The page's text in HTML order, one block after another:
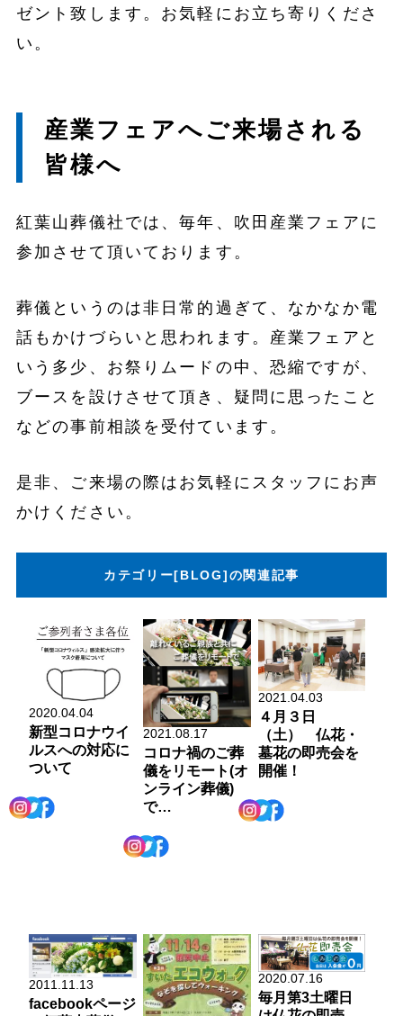
ゼント致します。お気軽にお立ち寄りくださ
い。
産業フェアへご来場される
皆様へ
紅葉山葬儀社では、毎年、吹田産業フェアに
参加させて頂いております。
葬儀というのは非日常的過ぎて、なかなか電
話もかけづらいと思われます。産業フェアと
いう多少、お祭りムードの中、恐縮ですが、
ブースを設けさせて頂き、疑問に思ったこと
などの事前相談を受付ています。
是非、ご来場の際はお気軽にスタッフにお声
かけください。
カテゴリー[BLOG]の関連記事
2020.04.04
新型コロナウイ
ルスへの対応に
ついて
2021.08.17
コロナ禍のご葬
儀をリモート(オ
ンライン葬儀)
で…
2021.04.03
４月３日
（土） 仏花・
墓花の即売会を
開催！
2011.11.13
facebookページ
2020.07.16
毎月第3土曜日